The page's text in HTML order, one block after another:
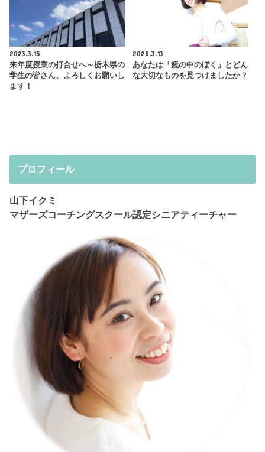
2023.3.15
来年度授業の打合せへ～栃木県の
学生の皆さん、よろしくお願いし
ます！
2020.3.13
あなたは「鏡の中のぼく」とどん
な大切なものを見つけましたか？
プロフィール
山下イクミ
マザーズコーチングスクール認定シニアティーチャー